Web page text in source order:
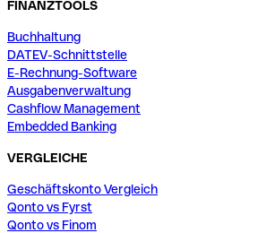
FINANZTOOLS
Buchhaltung
DATEV-Schnittstelle
E-Rechnung-Software
Ausgabenverwaltung
Cashflow Management
Embedded Banking
VERGLEICHE
Geschäftskonto Vergleich
Qonto vs Fyrst
Qonto vs Finom